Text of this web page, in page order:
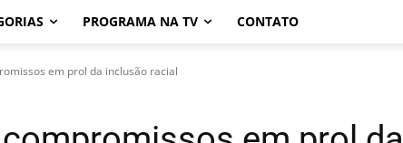
PROGRAMA NA TV CONTATO
em prol da inclusão racial